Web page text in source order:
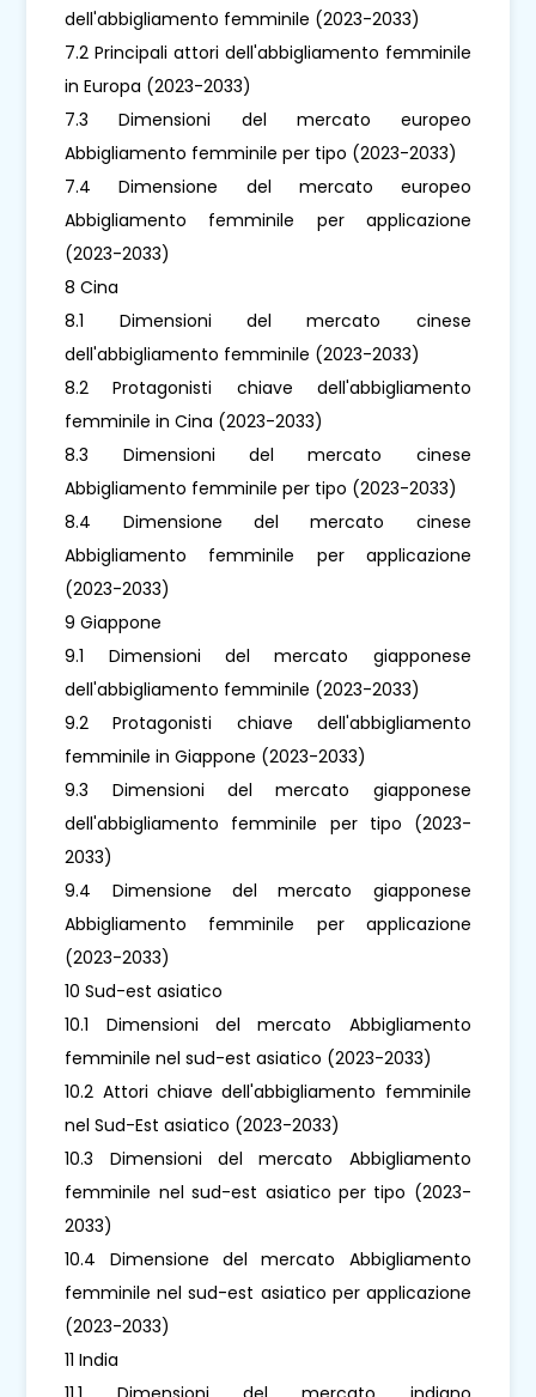
dell'abbigliamento femminile (2023-2033)
7.2 Principali attori dell'abbigliamento femminile
in Europa (2023-2033)
7.3 Dimensioni del mercato europeo
Abbigliamento femminile per tipo (2023-2033)
7.4 Dimensione del mercato europeo
Abbigliamento femminile per applicazione
(2023-2033)
8 Cina
8.1 Dimensioni del mercato cinese
dell'abbigliamento femminile (2023-2033)
8.2 Protagonisti chiave dell'abbigliamento
femminile in Cina (2023-2033)
8.3 Dimensioni del mercato cinese
Abbigliamento femminile per tipo (2023-2033)
8.4 Dimensione del mercato cinese
Abbigliamento femminile per applicazione
(2023-2033)
9 Giappone
9.1 Dimensioni del mercato giapponese
dell'abbigliamento femminile (2023-2033)
9.2 Protagonisti chiave dell'abbigliamento
femminile in Giappone (2023-2033)
9.3 Dimensioni del mercato giapponese
dell'abbigliamento femminile per tipo (2023-
2033)
9.4 Dimensione del mercato giapponese
Abbigliamento femminile per applicazione
(2023-2033)
10 Sud-est asiatico
10.1 Dimensioni del mercato Abbigliamento
femminile nel sud-est asiatico (2023-2033)
10.2 Attori chiave dell'abbigliamento femminile
nel Sud-Est asiatico (2023-2033)
10.3 Dimensioni del mercato Abbigliamento
femminile nel sud-est asiatico per tipo (2023-
2033)
10.4 Dimensione del mercato Abbigliamento
femminile nel sud-est asiatico per applicazione
(2023-2033)
11 India